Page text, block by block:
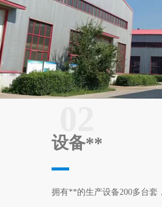
设备**
拥有**的生产设备200多台套